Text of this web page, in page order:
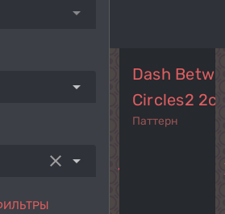
arrow_drop_down
arrow_drop_down
clear arrow_drop_down navigate_before
Dash
Circles2
Паттерн